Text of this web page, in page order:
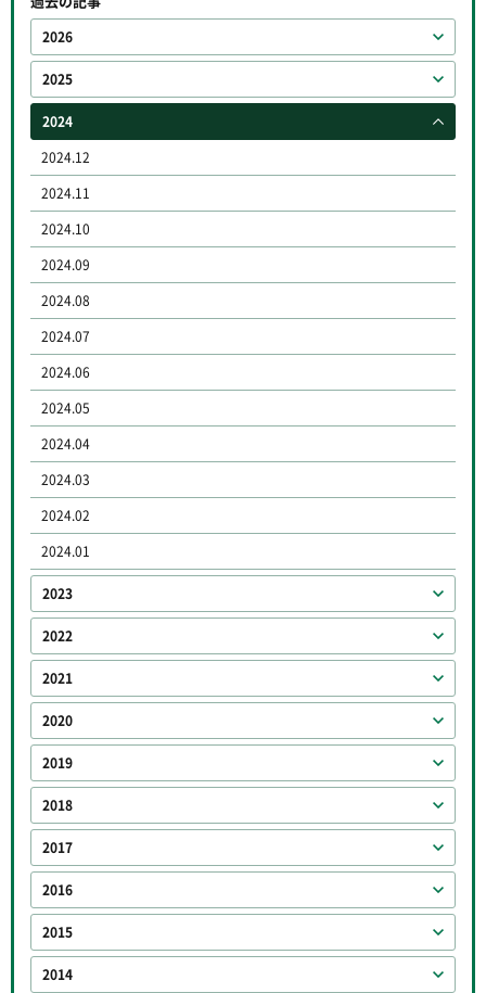
2026
2025
2024
2024.12
2024.11
2024.10
2024.09
2024.08
2024.07
2024.06
2024.05
2024.04
2024.03
2024.02
2024.01
2023
2022
2021
2020
2019
2018
2017
2016
2015
2014